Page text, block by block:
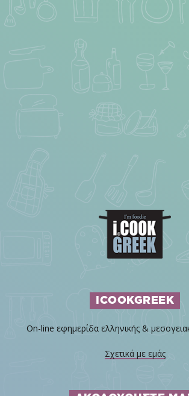
ICOOKGREEK
On-line εφημερίδα ελληνικής &
Σχετικά με εμάς